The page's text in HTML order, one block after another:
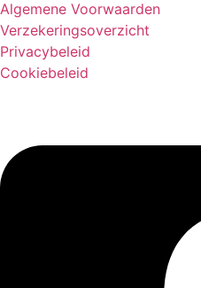
Algemene Voorwaarden
Verzekeringsoverzicht
Privacybeleid
Cookiebeleid